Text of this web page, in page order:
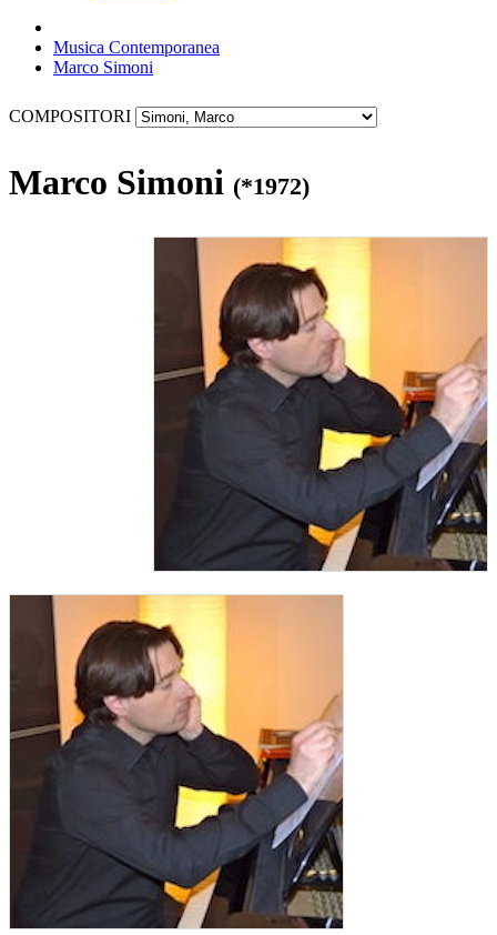
Musica Contemporanea
Marco Simoni
COMPOSITORI
Marco Simoni (*1972)